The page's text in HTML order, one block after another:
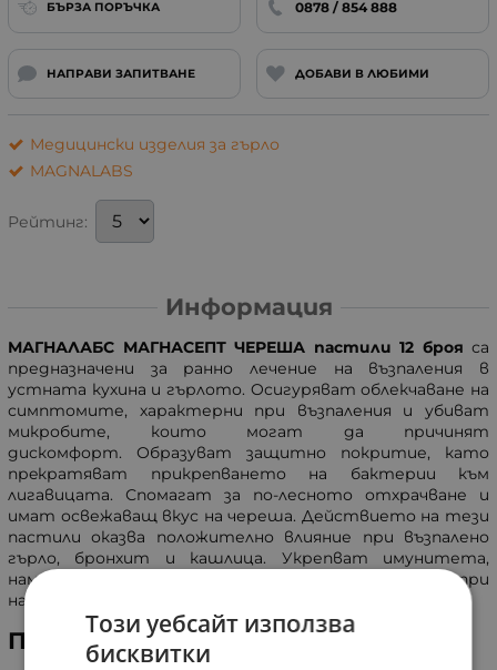
БЪРЗА ПОРЪЧКА 0878 / 854 888
НАПРАВИ ЗАПИТВАНЕ ДОБАВИ В ЛЮБИМИ
Медицински изделия за гърло
MAGNALABS
Рейтинг:
Информация
МАГНАЛАБС МАГНАСЕПТ ЧЕРЕША пастили 12 броя са
предназначени за ранно лечение на възпаления в
устната кухина и гърлото. Oсигуряват облекчаване на
симптомите, характерни при възпаления и убиват
микробите, които могат да причинят
дискомфорт. Обрaзуват защитно покритие, като
прeкратяват прикрeпването на бактерии към
лигaвицата. Спомагат за по-лесното отхрачване и
имат освежаващ вкус на череша. Действието на тези
пастили оказва положително влияние при възпалено
гърло, бронхит и кашлица. Укрепват имунитета,
намаляват продължителността и симптомите при
настинки и действат успокоително.
Полезни свойства
Този уебсайт използва
бисквитки